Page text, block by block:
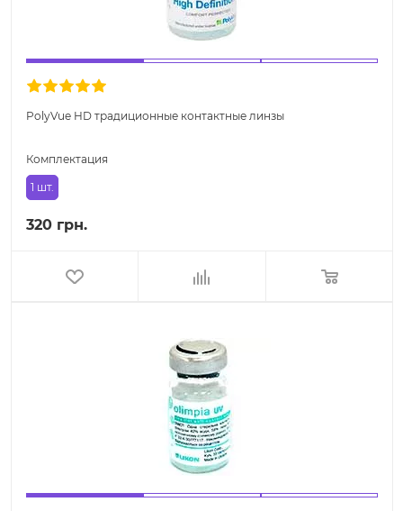
PolyVue HD традиционные контактные линзы
Комплектация
1 шт.
320 грн.